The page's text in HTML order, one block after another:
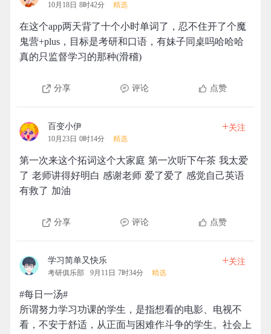
10月18日 8时42分 精选
在这个app两天背了十个小时单词了，忍不住开了个魔
鬼营+plus，目标是考研和口语，有妹子同桌吗哈哈哈
真的只监督学习的那种(滑稽)
分享 评论 点赞
百变小伊
10月23日 0时14分 精选
+关注
第一次来这个拓词这个大家庭 第一次听下午茶 我太爱
了 老师讲得好明白 感谢老师 爱了爱了 感觉自己英语
有救了 加油
分享 评论 点赞
学习简单又快乐
考研俱乐部 9月11日 7时34分 精选
+关注
#每日一汤#
所谓努力学习功课的学生，是指想看的电影、电视不
看，不安于舒适，从正面与困难作斗争的学生。社会上